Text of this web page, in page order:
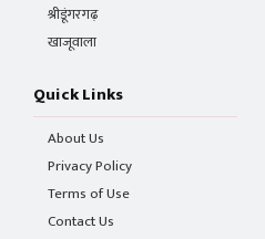
श्रीडूंगरगढ़
खाजूवाला
Quick Links
About Us
Privacy Policy
Terms of Use
Contact Us